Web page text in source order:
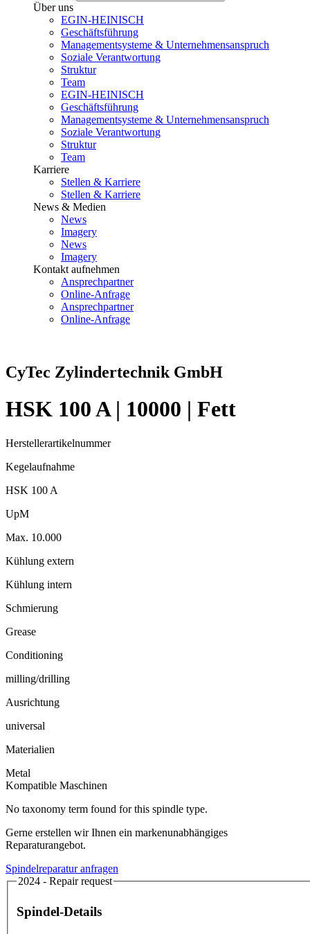
Über uns
EGIN-HEINISCH
Geschäftsführung
Managementsysteme & Unternehmensanspruch
Soziale Verantwortung
Struktur
Team
EGIN-HEINISCH
Geschäftsführung
Managementsysteme & Unternehmensanspruch
Soziale Verantwortung
Struktur
Team
Karriere
Stellen & Karriere
Stellen & Karriere
News & Medien
News
Imagery
News
Imagery
Kontakt aufnehmen
Ansprechpartner
Online-Anfrage
Ansprechpartner
Online-Anfrage
CyTec Zylindertechnik GmbH
HSK 100 A | 10000 | Fett
Herstellerartikelnummer
Kegelaufnahme
HSK 100 A
UpM
Max. 10.000
Kühlung extern
Kühlung intern
Schmierung
Grease
Conditioning
milling/drilling
Ausrichtung
universal
Materialien
Metal
Kompatible Maschinen
No taxonomy term found for this spindle type.
Gerne erstellen wir Ihnen ein markenunabhängiges
Reparaturangebot.
Spindelreparatur anfragen
2024 - Repair request
Spindel-Details